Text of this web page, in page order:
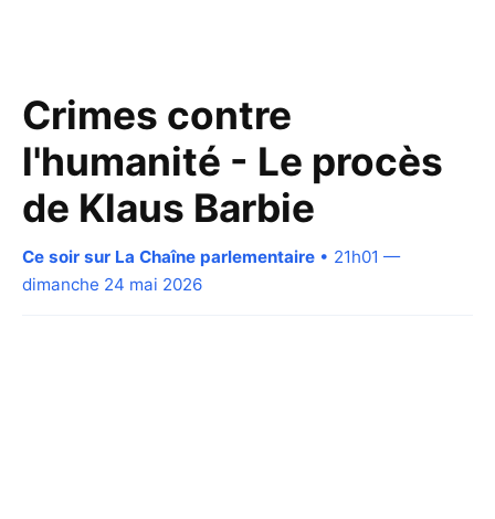
Crimes contre
l'humanité - Le procès
de Klaus Barbie
Ce soir sur La Chaîne parlementaire • 21h01 —
dimanche 24 mai 2026